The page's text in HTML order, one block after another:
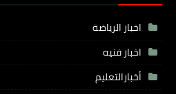
اخبار الرياضة
اخبار فنيه
أخبارالتعليم